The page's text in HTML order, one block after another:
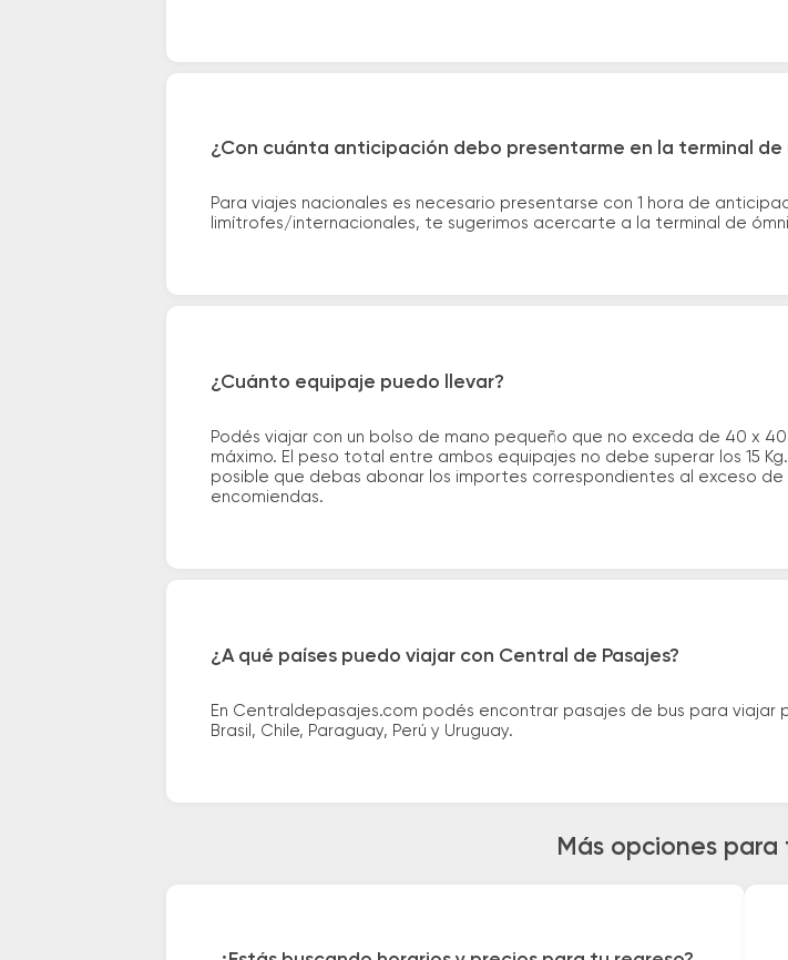
¿Con cuánta anticipación debo presentarme en la terminal de
Para viajes nacionales es necesario presentarse con 1 hora de
limítrofes/internacionales, te sugerimos acercarte a la terminal de
¿Cuánto equipaje puedo llevar?
Podés viajar con un bolso de mano pequeño que no exceda de 40 x
máximo. El peso total entre ambos equipajes no debe superar los 15
posible que debas abonar los importes correspondientes al exceso
encomiendas.
¿A qué países puedo viajar con Central de Pasajes?
En Centraldepasajes.com podés encontrar pasajes de bus para viajar
Brasil, Chile, Paraguay, Perú y Uruguay.
Más opciones